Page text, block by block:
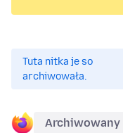
Tuta nitka je so
archiwowała.
Archiwowany